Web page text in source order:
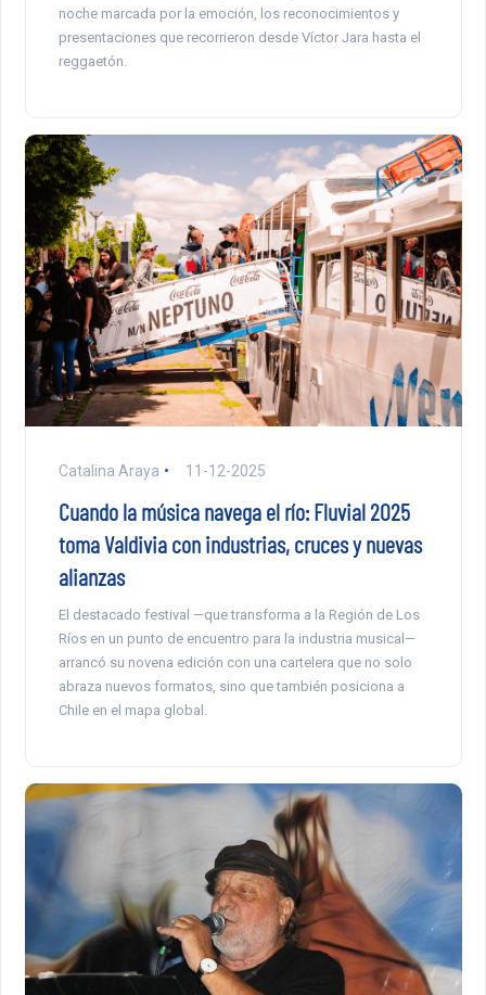
noche marcada por la emoción, los reconocimientos y
presentaciones que recorrieron desde Víctor Jara hasta el
reggaetón.
Catalina Araya 11-12-2025
Cuando la música navega el río: Fluvial 2025
toma Valdivia con industrias, cruces y nuevas
alianzas
El destacado festival —que transforma a la Región de Los
Ríos en un punto de encuentro para la industria musical—
arrancó su novena edición con una cartelera que no solo
abraza nuevos formatos, sino que también posiciona a
Chile en el mapa global.